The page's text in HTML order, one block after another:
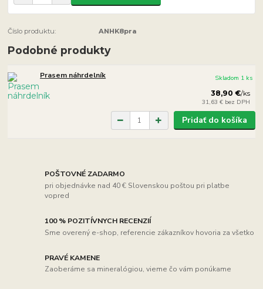
Číslo produktu: ANHK8pra
Podobné produkty
Prasem náhrdelník
38,90 €/ks
31,63 € bez DPH
Skladom 1 ks
Pridať do košíka
POŠTOVNÉ ZADARMO
pri objednávke nad 40 € Slovenskou poštou pri platbe
vopred
100 % POZITÍVNYCH RECENZIÍ
Sme overený e-shop, referencie zákazníkov hovoria za všetko
PRAVÉ KAMENE
Zaoberáme sa mineralógiou, vieme čo vám ponúkame